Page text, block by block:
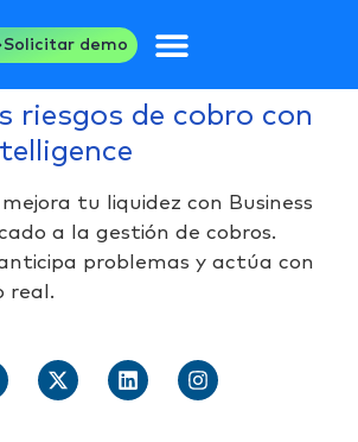
Solicitar demo
riesgos de cobro con
tu liquidez con Business
a la gestión de cobros.
problemas y actúa con
real.